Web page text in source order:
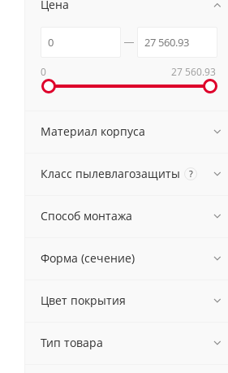
Цена
0 27 560.93
Материал корпуса
Класс пылевлагозащиты ?
Способ монтажа
Форма (сечение)
Цвет покрытия
Тип товара